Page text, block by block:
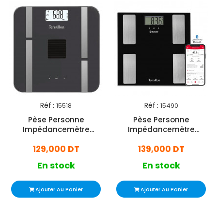
Réf : 15518
Pèse Personne
Impédancemètre
180 Kg Noir
129,000 DT
En stock
Ajouter Au Panier
Réf : 15490
Pèse Personne
Impédancemètre
160 Kg Noir
139,000 DT
En stock
Ajouter Au Panier